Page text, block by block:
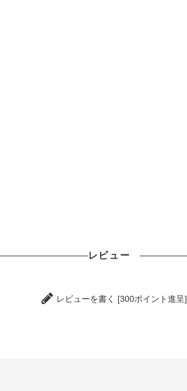
レビュー
レビューを書く [300ポイント進呈]